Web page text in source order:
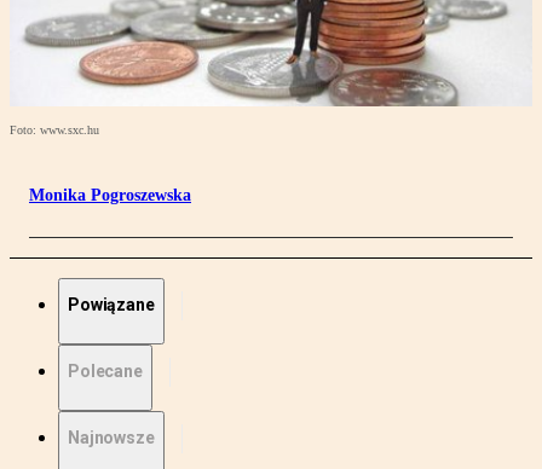
Foto: www.sxc.hu
Monika Pogroszewska
Powiązane
Polecane
Najnowsze